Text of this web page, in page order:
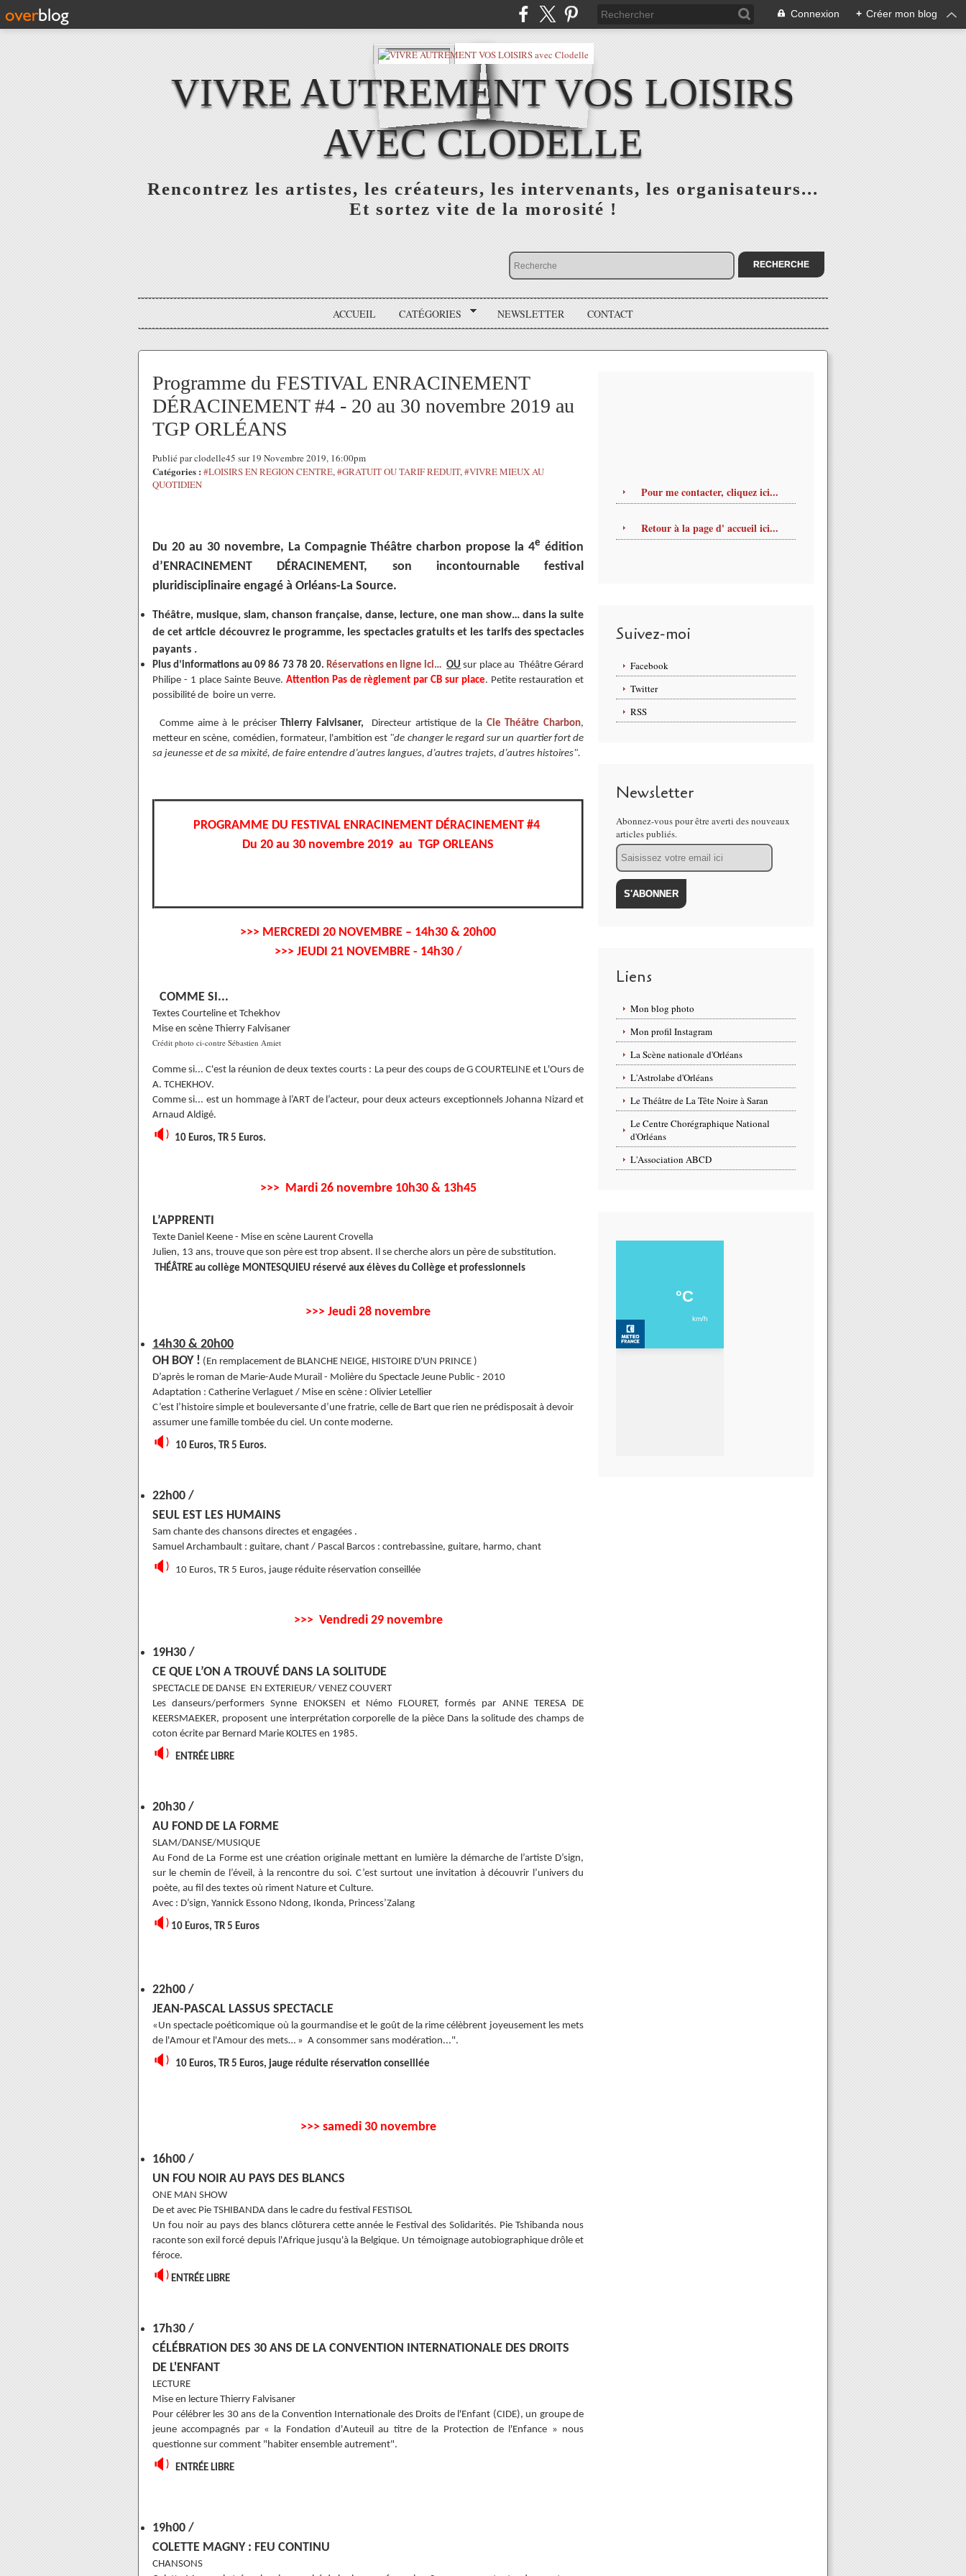
Connexion + Créer mon blog
VIVRE AUTREMENT VOS LOISIRS
AVEC CLODELLE
Rencontrez les artistes, les créateurs, les intervenants, les organisateurs...
Et sortez vite de la morosité !
ACCUEIL CATÉGORIES NEWSLETTER CONTACT
Programme du FESTIVAL ENRACINEMENT
DÉRACINEMENT #4 - 20 au 30 novembre 2019 au
TGP ORLÉANS
Publié par clodelle45 sur 19 Novembre 2019, 16:00pm
Catégories : #LOISIRS EN REGION CENTRE,#GRATUIT OU TARIF REDUIT,#VIVRE MIEUX AU
QUOTIDIEN
Du 20 au 30 novembre, La Compagnie Théâtre charbon propose la 4e édition
d’ENRACINEMENT DÉRACINEMENT, son incontournable festival
pluridisciplinaire engagé à Orléans-La Source.
Théâtre, musique, slam, chanson française, danse, lecture, one man show… dans la suite
de cet article découvrez le programme, les spectacles gratuits et les tarifs des spectacles
payants .
Plus d’informations au 09 86 73 78 20. Réservations en ligne ici… OU sur place au Théâtre Gérard
Philipe - 1 place Sainte Beuve. Attention Pas de règlement par CB sur place. Petite restauration et
possibilité de boire un verre.
Comme aime à le préciser Thierry Falvisaner, Directeur artistique de la Cie Théâtre Charbon,
metteur en scène, comédien, formateur, l'ambition est "de changer le regard sur un quartier fort de
sa jeunesse et de sa mixité, de faire entendre d’autres langues, d’autres trajets, d’autres histoires".
PROGRAMME DU FESTIVAL ENRACINEMENT DÉRACINEMENT #4
Du 20 au 30 novembre 2019 au TGP ORLEANS
>>> MERCREDI 20 NOVEMBRE – 14h30 & 20h00
>>> JEUDI 21 NOVEMBRE - 14h30 /
COMME SI...
Textes Courteline et Tchekhov
Mise en scène Thierry Falvisaner
Crédit photo ci-contre Sébastien Amiet
Comme si... C'est la réunion de deux textes courts : La peur des coups de G COURTELINE et L'Ours de
A. TCHEKHOV.
Comme si... est un hommage à l’ART de l’acteur, pour deux acteurs exceptionnels Johanna Nizard et
Arnaud Aldigé.
🔉 10 Euros, TR 5 Euros.
>>> Mardi 26 novembre 10h30 & 13h45
L’APPRENTI
Texte Daniel Keene - Mise en scène Laurent Crovella
Julien, 13 ans, trouve que son père est trop absent. Il se cherche alors un père de substitution.
THÉÂTRE au collège MONTESQUIEU réservé aux élèves du Collège et professionnels
>>> Jeudi 28 novembre
14h30 & 20h00
OH BOY ! (En remplacement de BLANCHE NEIGE, HISTOIRE D'UN PRINCE )
D’après le roman de Marie-Aude Murail - Molière du Spectacle Jeune Public - 2010
Adaptation : Catherine Verlaguet / Mise en scène : Olivier Letellier
C’est l’histoire simple et bouleversante d’une fratrie, celle de Bart que rien ne prédisposait à devoir
assumer une famille tombée du ciel. Un conte moderne.
🔉 10 Euros, TR 5 Euros.
22h00 /
SEUL EST LES HUMAINS
Sam chante des chansons directes et engagées .
Samuel Archambault : guitare, chant / Pascal Barcos : contrebassine, guitare, harmo, chant
🔉 10 Euros, TR 5 Euros, jauge réduite réservation conseillée
>>> Vendredi 29 novembre
19H30 /
CE QUE L’ON A TROUVÉ DANS LA SOLITUDE
SPECTACLE DE DANSE EN EXTERIEUR/ VENEZ COUVERT
Les danseurs/performers Synne ENOKSEN et Némo FLOURET, formés par ANNE TERESA DE
KEERSMAEKER, proposent une interprétation corporelle de la pièce Dans la solitude des champs de
coton écrite par Bernard Marie KOLTES en 1985.
🔉 ENTRÉE LIBRE
20h30 /
AU FOND DE LA FORME
SLAM/DANSE/MUSIQUE
Au Fond de La Forme est une création originale mettant en lumière la démarche de l’artiste D’sign,
sur le chemin de l’éveil, à la rencontre du soi. C’est surtout une invitation à découvrir l’univers du
poète, au fil des textes où riment Nature et Culture.
Avec : D’sign, Yannick Essono Ndong, Ikonda, Princess’Zalang
🔉 10 Euros, TR 5 Euros
22h00 /
JEAN-PASCAL LASSUS SPECTACLE
«Un spectacle poéticomique où la gourmandise et le goût de la rime célèbrent joyeusement les mets
de l'Amour et l'Amour des mets… » A consommer sans modération...".
🔉 10 Euros, TR 5 Euros, jauge réduite réservation conseillée
>>> samedi 30 novembre
16h00 /
UN FOU NOIR AU PAYS DES BLANCS
ONE MAN SHOW
De et avec Pie TSHIBANDA dans le cadre du festival FESTISOL
Un fou noir au pays des blancs clôturera cette année le Festival des Solidarités. Pie Tshibanda nous
raconte son exil forcé depuis l'Afrique jusqu'à la Belgique. Un témoignage autobiographique drôle et
féroce.
🔉 ENTRÉE LIBRE
17h30 /
CÉLÉBRATION DES 30 ANS DE LA CONVENTION INTERNATIONALE DES DROITS
DE L'ENFANT
LECTURE
Mise en lecture Thierry Falvisaner
Pour célébrer les 30 ans de la Convention Internationale des Droits de l'Enfant (CIDE), un groupe de
jeune accompagnés par « la Fondation d'Auteuil au titre de la Protection de l'Enfance » nous
questionne sur comment "habiter ensemble autrement".
🔉 ENTRÉE LIBRE
19h00 /
COLETTE MAGNY : FEU CONTINU
CHANSONS
Pour me contacter, cliquez ici...
Retour à la page d' accueil ici...
Suivez-moi
Facebook
Twitter
RSS
Newsletter
Abonnez-vous pour être averti des nouveaux
articles publiés.
Email
Liens
Mon blog photo
Mon profil Instagram
La Scène nationale d'Orléans
L'Astrolabe d'Orléans
Le Théâtre de La Tête Noire à Saran
Le Centre Chorégraphique National
d'Orléans
L'Association ABCD